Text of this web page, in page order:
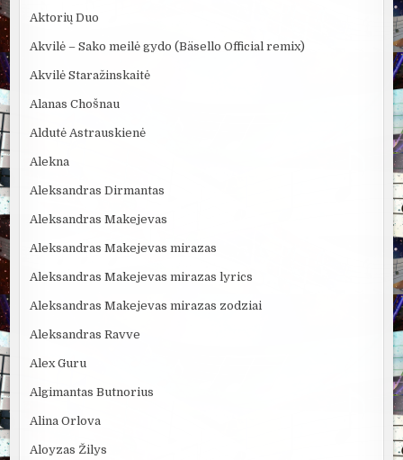
Aktorių Duo
Akvilė – Sako meilė gydo (Bäsello Official remix)
Akvilė Staražinskaitė
Alanas Chošnau
Aldutė Astrauskienė
Alekna
Aleksandras Dirmantas
Aleksandras Makejevas
Aleksandras Makejevas mirazas
Aleksandras Makejevas mirazas lyrics
Aleksandras Makejevas mirazas zodziai
Aleksandras Ravve
Alex Guru
Algimantas Butnorius
Alina Orlova
Aloyzas Žilys